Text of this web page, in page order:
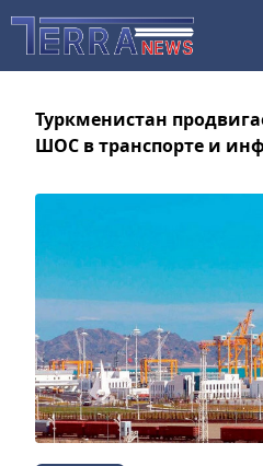
Туркменистан
ШОС в транспорте и